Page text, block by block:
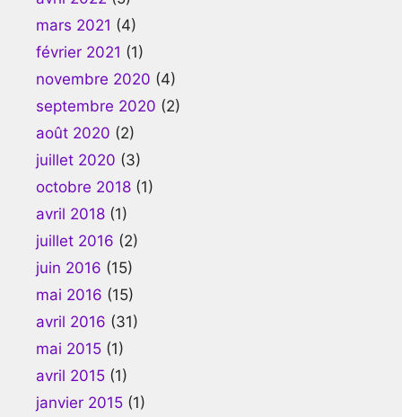
mars 2021 (4)
février 2021 (1)
novembre 2020 (4)
septembre 2020 (2)
août 2020 (2)
juillet 2020 (3)
octobre 2018 (1)
avril 2018 (1)
juillet 2016 (2)
juin 2016 (15)
mai 2016 (15)
avril 2016 (31)
mai 2015 (1)
avril 2015 (1)
janvier 2015 (1)